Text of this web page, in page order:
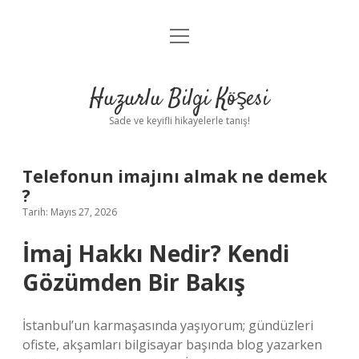
Anasayfa
Yasal Uyarı
menüyü
Huzurlu Bilgi Köşesi
Sade ve keyifli hikayelerle tanış!
Telefonun imajını almak ne demek
?
Tarih: Mayıs 27, 2026
İmaj Hakkı Nedir? Kendi
Gözümden Bir Bakış
İstanbul’un karmaşasında yaşıyorum; gündüzleri
ofiste, akşamları bilgisayar başında blog yazarken